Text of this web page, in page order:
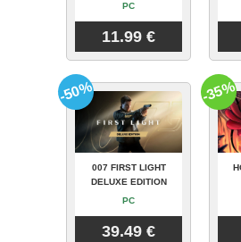
PC
11.99 €
007 FIRST LIGHT
DELUXE EDITION
PC
39.49 €
-50% -35%